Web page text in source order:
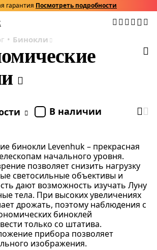
гарантия Посмотреть подробности
Бинокли
В наличии
бинокли Levenhuk – прекрасная
начального уровня.
позволяет снизить нагрузку
светосильные объективы и
дают возможность изучать Луну
тела. При высоких увеличениях
дрожать, поэтому наблюдения с
биноклей
только со штатива.
прибора позволяет
изображения.